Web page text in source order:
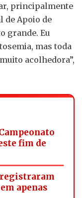
principalmente
de Apoio de
grande. Eu
mas toda
acolhedora”,
fim de
registraram
apenas